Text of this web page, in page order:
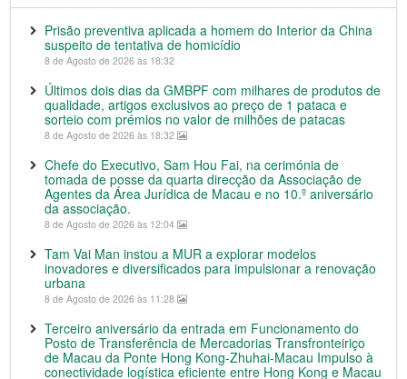
Prisão preventiva aplicada a homem do Interior da China
suspeito de tentativa de homicídio
8 de Agosto de 2026 às 18:32
Últimos dois dias da GMBPF com milhares de produtos de
qualidade, artigos exclusivos ao preço de 1 pataca e
sorteio com prémios no valor de milhões de patacas
8 de Agosto de 2026 às 18:32
Chefe do Executivo, Sam Hou Fai, na cerimónia de
tomada de posse da quarta direcção da Associação de
Agentes da Área Jurídica de Macau e no 10.º aniversário
da associação.
8 de Agosto de 2026 às 12:04
Tam Vai Man instou a MUR a explorar modelos
inovadores e diversificados para impulsionar a renovação
urbana
8 de Agosto de 2026 às 11:28
Terceiro aniversário da entrada em Funcionamento do
Posto de Transferência de Mercadorias Transfronteiriço
de Macau da Ponte Hong Kong-Zhuhai-Macau Impulso à
conectividade logística eficiente entre Hong Kong e Macau